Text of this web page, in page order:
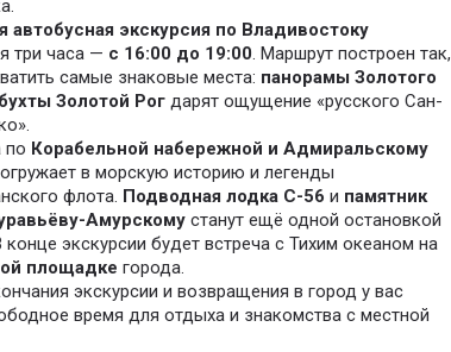
автобусная экскурсия по Владивостоку
три часа — с 16:00 до 19:00. Маршрут построен так,
самые знаковые места: панорамы Золотого
Золотой Рог дарят ощущение «русского Сан-
по Корабельной набережной и Адмиральскому
в морскую историю и легенды
флота. Подводная лодка С-56 и памятник
Амурскому станут ещё одной остановкой
конце экскурсии будет встреча с Тихим океаном на
площадке города.
экскурсии и возвращения в город у вас
время для отдыха и знакомства с местной